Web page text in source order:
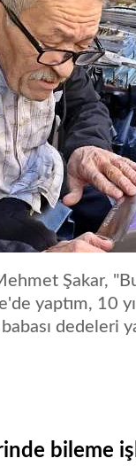
Şakar,
yaptım, 10
dedeleri
bileme